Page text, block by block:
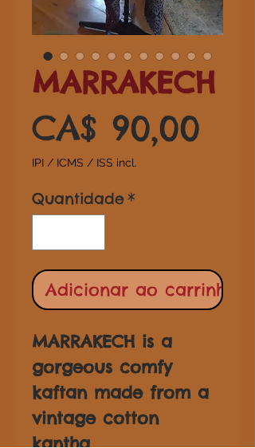
MARRAKECH
CA$ 90,00
IPI / ICMS / ISS incl.
Quantidade*
Adicionar ao carrinho
MARRAKECH is a
gorgeous comfy
kaftan made from a
vintage cotton
kantha.